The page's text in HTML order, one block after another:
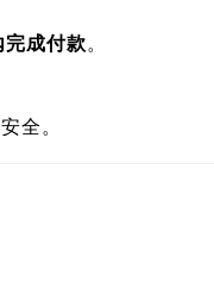
成付款。
全。